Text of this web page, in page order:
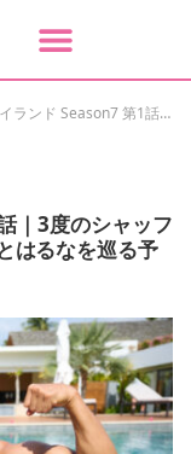
度のシャッフルで加速する恋の行方。えまの選択とはるなを巡る予感
｜3度のシャッフ
はるなを巡る予